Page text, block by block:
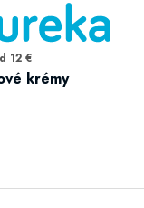
12 €
krémy